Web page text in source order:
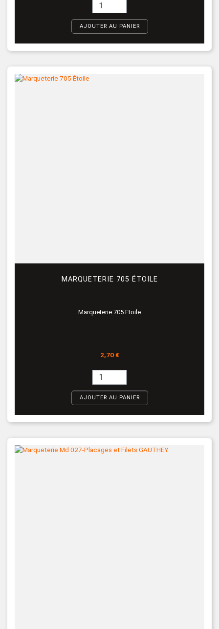
AJOUTER AU PANIER
MARQUETERIE 705 ÉTOILE
Marqueterie 705 Etoile
Prix
2,70 €
AJOUTER AU PANIER